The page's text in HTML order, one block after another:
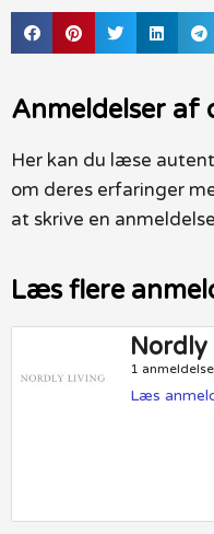
Anmeldelser af
Her kan du læse
om deres erfaringer
at skrive en
Læs flere
1 anmeldelse
Læs